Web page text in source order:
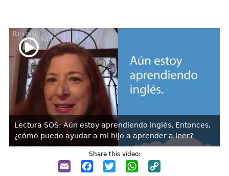
Lectura SOS: Aún estoy aprendiendo inglés. Entonces,
¿cómo puedo ayudar a mi hijo a aprender a leer?
Share this video:
EmailFacebook
TwitterWhatsApp